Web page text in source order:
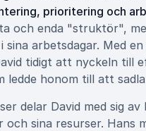
prioritering och
och enda "struktör",
arbetsdagar. Med
tidigt att nyckeln till
ledde honom till att
delar David med sig
sina resurser.